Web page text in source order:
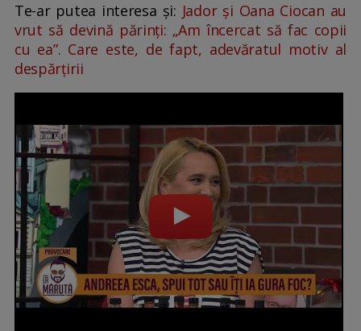
Te-ar putea interesa și: Jador și Oana Ciocan au
vrut să devină părinți: „Am încercat să fac copii
cu ea”. Care este, de fapt, adevăratul motiv al
despărțirii